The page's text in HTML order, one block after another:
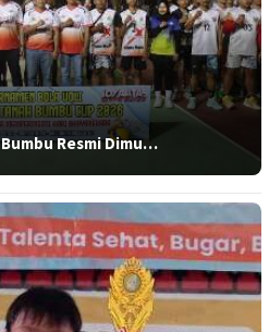
Resmi Dimu…